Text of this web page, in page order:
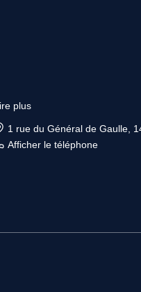
plus
4 rue Saint Sauveur, 14000
Afficher le téléphone